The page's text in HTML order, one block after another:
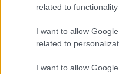
related to
I want to allow
related to
I want to allow